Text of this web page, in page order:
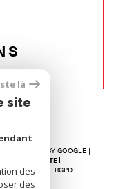
POWERED BY GOOGLE |
PLAN DU SITE
POLITIQUE RGPD
là
site
des
des